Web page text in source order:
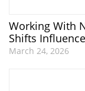
Working With
Shifts
March 24, 2026